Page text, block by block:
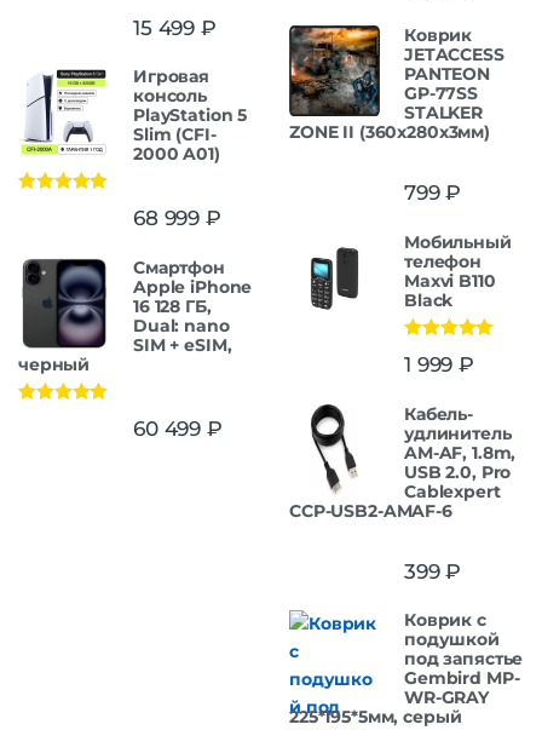
15 499 ₽
Игровая
консоль
PlayStation 5
Slim (CFI-
2000 A01)
68 999 ₽
Смартфон
Apple iPhone
16 128 ГБ,
Dual: nano
SIM + eSIM,
черный
60 499 ₽
Коврик
JETACCESS
PANTEON
GP-77SS
STALKER
ZONE II (360x280x3мм)
799₽
Мобильный
телефон
Maxvi B110
Black
из 5
1 999 ₽
Кабель-
удлинитель
AM-AF, 1.8m,
USB 2.0, Pro
Cablexpert
CCP-USB2-AMAF-6
399₽
Коврик с
подушкой
под запястье
Gembird MP-
WR-GRAY
225*195*5мм, серый